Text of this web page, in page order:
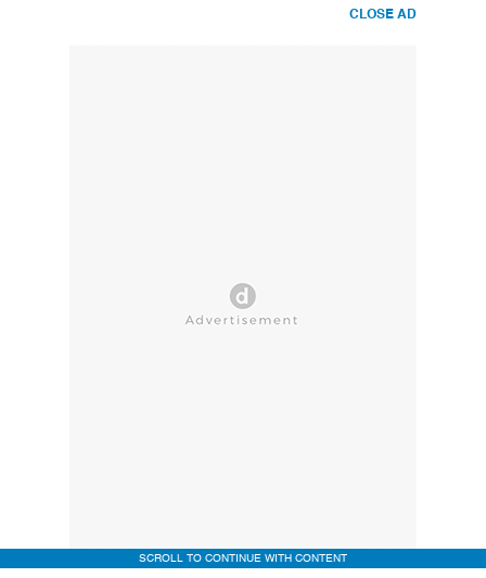
CLOSE AD
SCROLL TO CONTINUE WITH CONTENT